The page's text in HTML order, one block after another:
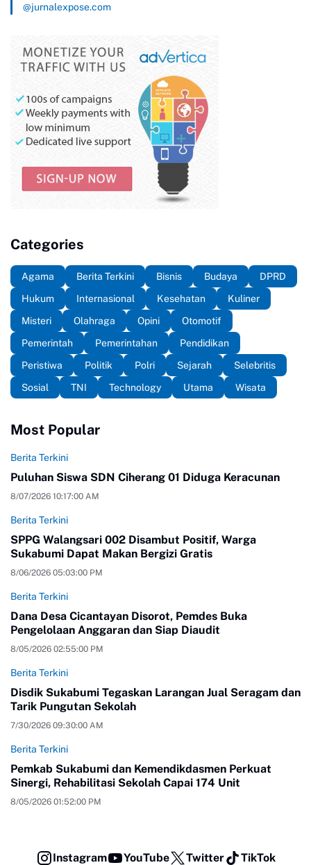
@jurnalexpose.com
Categories
Agama Berita Terkini Bisnis Budaya
DPRD
Hukum
Internasional Kesehatan
Kuliner
Misteri
Olahraga Opini
Otomotif
Pemerintah
Pemerintahan
Pendidikan
Peristiwa
Politik Polri Sejarah
Selebritis
Sosial
TNI Technology Utama Wisata
Most Popular
Berita Terkini
Puluhan Siswa SDN Ciherang 01 Diduga Keracunan
8/07/2026 10:17:00 AM
Berita Terkini
SPPG Walangsari 002 Disambut Positif, Warga
Sukabumi Dapat Makan Bergizi Gratis
8/06/2026 05:03:00 PM
Berita Terkini
Dana Desa Cicantayan Disorot, Pemdes Buka
Pengelolaan Anggaran dan Siap Diaudit
8/05/2026 02:55:00 PM
Berita Terkini
Disdik Sukabumi Tegaskan Larangan Jual Seragam dan
Tarik Pungutan Sekolah
7/30/2026 09:30:00 AM
Berita Terkini
Pemkab Sukabumi dan Kemendikdasmen Perkuat
Sinergi, Rehabilitasi Sekolah Capai 174 Unit
8/05/2026 01:52:00 PM
Instagram YouTube Twitter TikTok